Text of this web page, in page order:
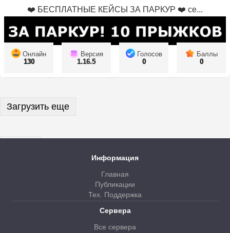
❤️ БЕСПЛАТНЫЕ КЕЙСЫ ЗА ПАРКУР ❤️ се...
Онлайн
130
Версия
1.16.5
Голосов
0
Баллы
0
Загрузить еще
Информация
Главная
Публикации
Тех. Поддержка
Сервера
Все сервера